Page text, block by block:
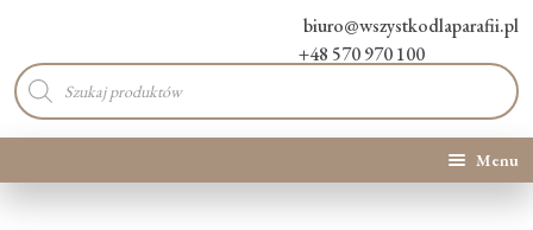
biuro@wszystkodlaparafii.pl
+48 570 970 100
Wyszukiwarka
produktów
Menu